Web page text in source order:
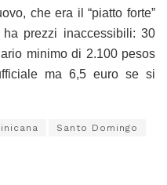
che era il “piatto forte”
prezzi inaccessibili: 30
minimo di 2.100 pesos
ma 6,5 euro se si
Santo Domingo